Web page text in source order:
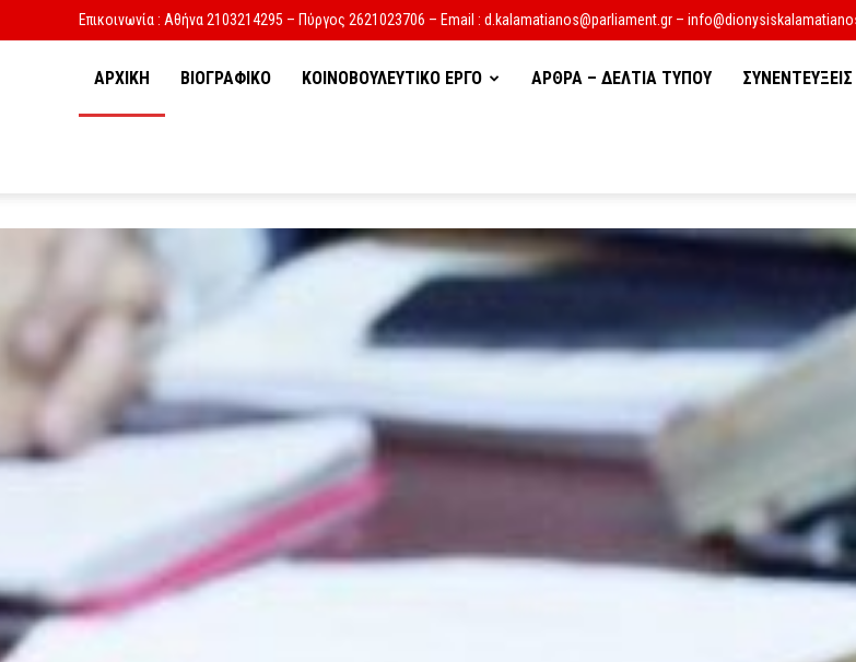
Επικοινωνία : Αθήνα 2103214295 – Πύργος 2621023706 – Email : d.kalamatianos@parliament.gr –
ΑΡΧΙΚΗ ΒΙΟΓΡΑΦΙΚΟ ΚΟΙΝΟΒΟΥΛΕΥΤΙΚΟ ΕΡΓΟ ΑΡΘΡΑ – ΔΕΛΤΙΑ ΤΥΠΟΥ ΣΥΝΕΝΤΕΥΞΕΙΣ